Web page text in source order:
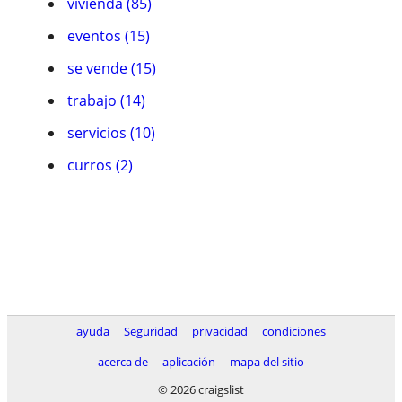
eventos (15)
se vende (15)
trabajo (14)
servicios (10)
curros (2)
ayuda Seguridad privacidad
condiciones
acerca de
aplicación
mapa del sitio
© 2026 craigslist